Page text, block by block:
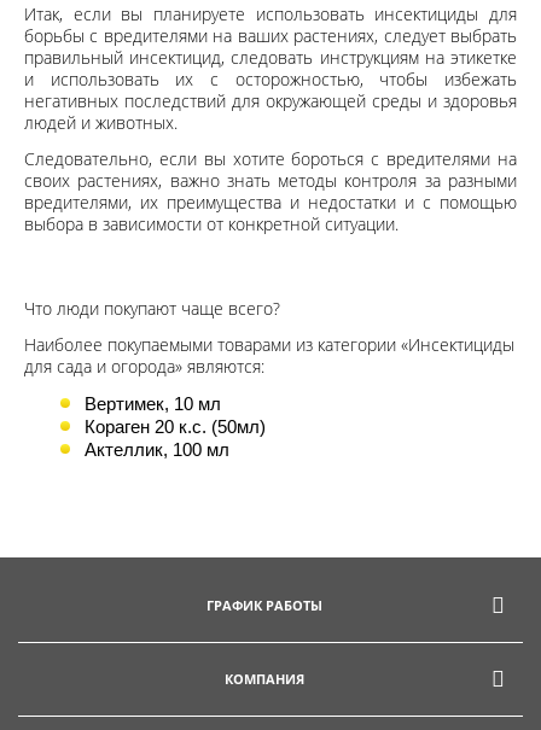
Итак, если вы планируете использовать инсектициды для
борьбы с вредителями на ваших растениях, следует выбрать
правильный инсектицид, следовать инструкциям на этикетке
и использовать их с осторожностью, чтобы избежать
негативных последствий для окружающей среды и здоровья
людей и животных.
Следовательно, если вы хотите бороться с вредителями на
своих растениях, важно знать методы контроля за разными
вредителями, их преимущества и недостатки и с помощью
выбора в зависимости от конкретной ситуации.
Что люди покупают чаще всего?
Наиболее покупаемыми товарами из категории «Инсектициды
для сада и огорода» являются:
Вертимек, 10 мл
Кораген 20 к.с. (50мл)
Актеллик, 100 мл
ГРАФИК РАБОТЫ
КОМПАНИЯ